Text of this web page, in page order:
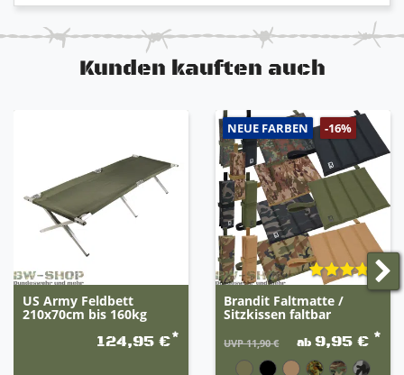
Kunden kauften auch
US Army Feldbett
210x70cm bis 160kg
124,95 €*
NEUE FARBEN -16%
Brandit Faltmatte /
Sitzkissen faltbar
UVP 11,90 € ab 9,95 € *